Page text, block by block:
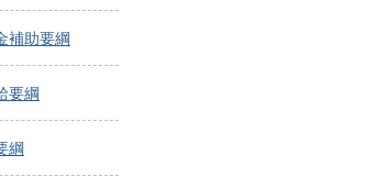
補助要綱
要綱
綱